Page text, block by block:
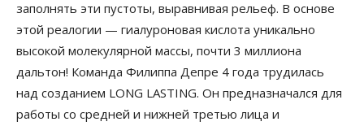
заполнять эти пустоты, выравнивая рельеф. В основе
этой реалогии — гиалуроновая кислота уникально
высокой молекулярной массы, почти 3 миллиона
дальтон! Команда Филиппа Депре 4 года трудилась
над созданием LONG LASTING. Он предназначался для
работы со средней и нижней третью лица и